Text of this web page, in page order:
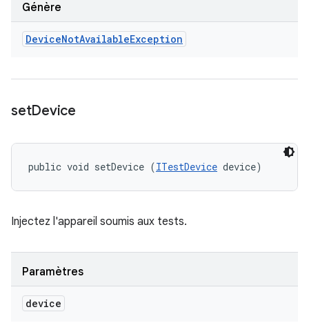
Génère
DeviceNotAvailableException
setDevice
public void setDevice (ITestDevice device)
Injectez l'appareil soumis aux tests.
Paramètres
device